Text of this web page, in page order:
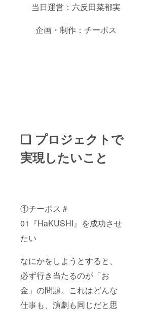
当日運営：六反田菜都実
企画・制作：チーポス
❑ プロジェクトで
実現したいこと
①チーポス＃
01『HaKUSHI』を成功させ
たい
なにかをしようとすると、
必ず行き当たるのが「お
金」の問題。これはどんな
仕事も、演劇も同じだと思